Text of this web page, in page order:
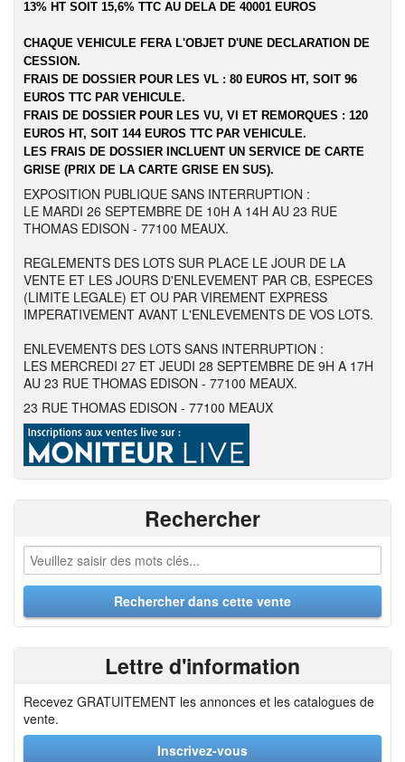
13% HT SOIT 15,6% TTC AU DELA DE 40001 EUROS
CHAQUE VEHICULE FERA L'OBJET D'UNE DECLARATION DE
CESSION.
FRAIS DE DOSSIER POUR LES VL : 80 EUROS HT, SOIT 96
EUROS TTC PAR VEHICULE.
FRAIS DE DOSSIER POUR LES VU, VI ET REMORQUES : 120
EUROS HT, SOIT 144 EUROS TTC PAR VEHICULE.
LES FRAIS DE DOSSIER INCLUENT UN SERVICE DE CARTE
GRISE (PRIX DE LA CARTE GRISE EN SUS).
EXPOSITION PUBLIQUE SANS INTERRUPTION :
LE MARDI 26 SEPTEMBRE DE 10H A 14H AU 23 RUE
THOMAS EDISON - 77100 MEAUX.
REGLEMENTS DES LOTS SUR PLACE LE JOUR DE LA
VENTE ET LES JOURS D'ENLEVEMENT PAR CB, ESPECES
(LIMITE LEGALE) ET OU PAR VIREMENT EXPRESS
IMPERATIVEMENT AVANT L'ENLEVEMENTS DE VOS LOTS.
ENLEVEMENTS DES LOTS SANS INTERRUPTION :
LES MERCREDI 27 ET JEUDI 28 SEPTEMBRE DE 9H A 17H
AU 23 RUE THOMAS EDISON - 77100 MEAUX.
23 RUE THOMAS EDISON - 77100 MEAUX
Rechercher
Lettre d'information
Recevez GRATUITEMENT les annonces et les catalogues de
vente.
Inscrivez-vous